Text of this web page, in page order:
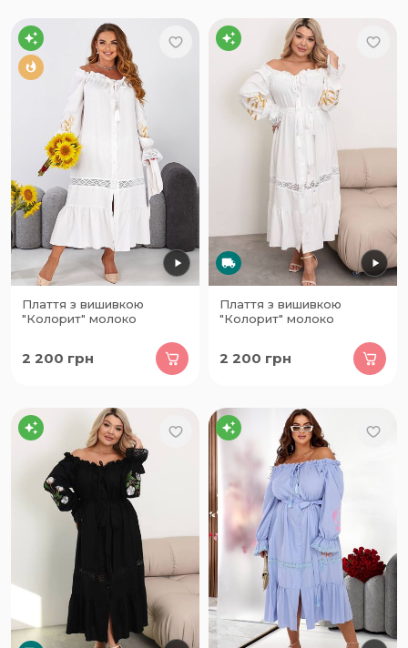
Плаття з вишивкою
"Колорит" молоко
2 200 грн
Плаття з вишивкою
"Колорит" молоко
2 200 грн